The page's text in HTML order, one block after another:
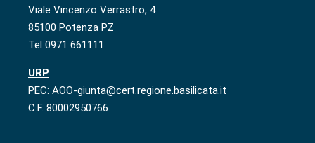
Viale Vincenzo Verrastro, 4
85100 Potenza PZ
Tel 0971 661111
URP
PEC: AOO-giunta@cert.regione.basilicata.it
C.F. 80002950766